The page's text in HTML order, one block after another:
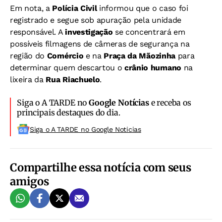
Em nota, a Polícia Civilinformou que o caso foi
registrado e segue sob apuração pela unidade
responsável. Ainvestigação se concentrará em
possíveis filmagens de câmeras de segurança na
região do Comércio e na Praça da Mãozinhapara
determinar quem descartou ocrânio humano na
lixeira da Rua Riachuelo.
Siga o A TARDE noGoogle Notíciase receba os
principais destaques do dia.
Siga o A TARDE no Google Noticias
Compartilhe essa notícia com seus
amigos